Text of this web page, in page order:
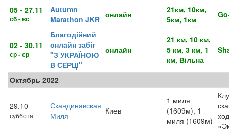
05 - 27.11
сб - вс
Autumn
Marathon JKR онлайн
21км, 10км,
5км, 1км
02 - 30.11
ср - ср
Благодійний
онлайн забіг
"З УКРАЇНОЮ
В СЕРЦІ"
онлайн
21 км, 10 км,
5 км, 3 км, 1
км, Вільна
Октябрь 2022
29.10
суббота
Скандинавская
Миля
Киев
1 миля
(1609м), 1
миля (1609м)